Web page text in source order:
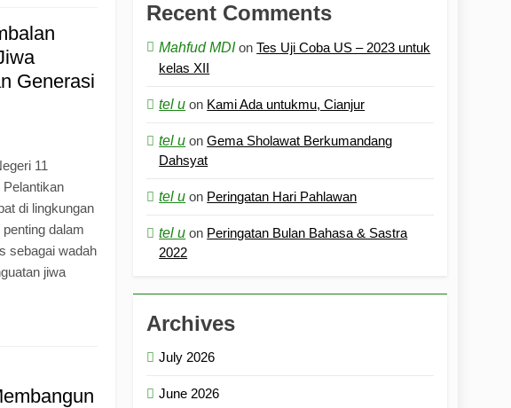
Generasi
11
di lingkungan
dalam
sebagai wadah
jiwa
Recent Comments
Mahfud MDIonTes Uji Coba US – 2023 untuk
kelas XII
tel u on Kami Ada untukmu, Cianjur
tel u onGema Sholawat Berkumandang
Dahsyat
tel u on Peringatan Hari Pahlawan
tel u on Peringatan Bulan Bahasa & Sastra
2022
Archives
July 2026
June 2026